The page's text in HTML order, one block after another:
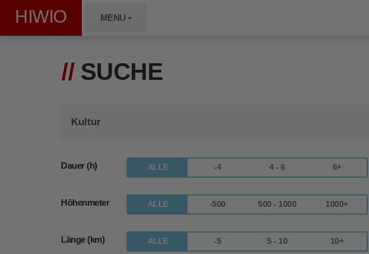
HIWIO MENU
SUCHE
Dauer (h) ALLE -4 4 - 6 6+
Höhenmeter ALLE -500 500 - 1000 1000+
Länge (km) ALLE -5 5 - 10 10+